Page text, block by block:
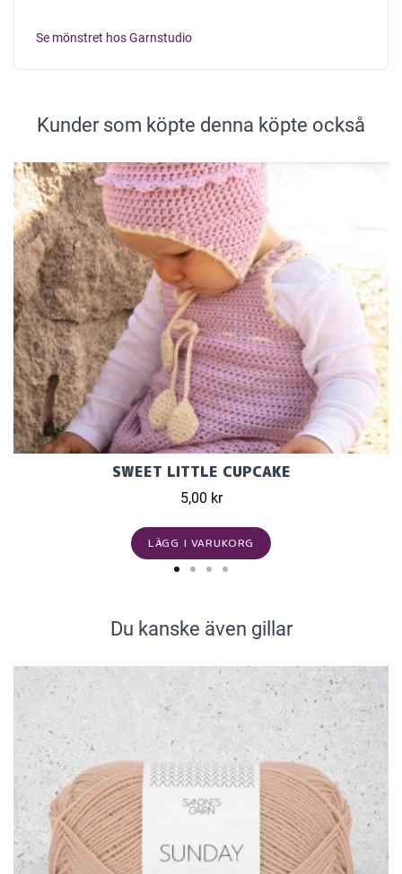
Se mönstret hos Garnstudio
Kunder som köpte denna köpte också
SWEET LITTLE CUPCAKE
5,00 kr
LÄGG I VARUKORG
Du kanske även gillar